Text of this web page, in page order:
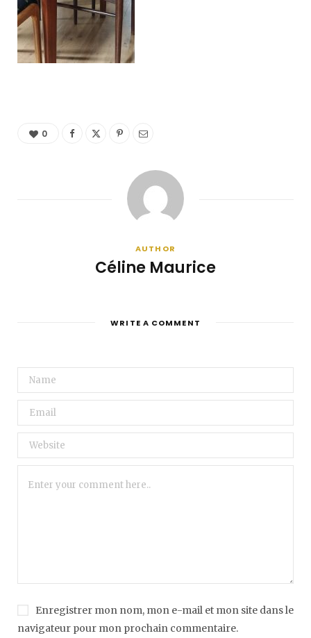
0
AUTHOR
Céline Maurice
WRITE A COMMENT
Enregistrer mon nom, mon e-mail et mon site dans le
navigateur pour mon prochain commentaire.